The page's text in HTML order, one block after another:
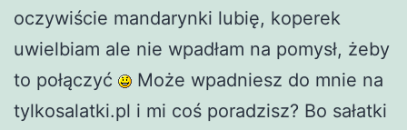
oczywiście mandarynki lubię, koperek
uwielbiam ale nie wpadłam na pomysł, żeby
to połączyć
Może wpadniesz do mnie na
tylkosalatki.pl i mi coś poradzisz? Bo sałatki